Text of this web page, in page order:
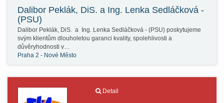
Dalibor Peklák, DiS. a Ing. Lenka Sedláčková -
(PSU)
Dalibor Peklák, DiS. a Ing. Lenka Sedláčková - (PSU) poskytujeme
svým klientům dlouholetou garanci kvality, spolehlivosti a
důvěryhodnosti v…
Praha 2 - Nové Město
Detail